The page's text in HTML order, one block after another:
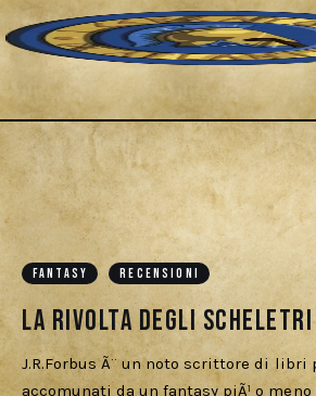
Fantascienza
Fantasy
Games
FANTASY RECENSIONI
La Rivolta degli Scheletri
J.R.Forbus Ã¨ un noto scrittore di libri
accomunati da un fantasy piÃ¹ o meno